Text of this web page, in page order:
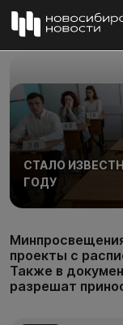
СТАЛО
ГОДУ
проекты с
Также в
разрешат